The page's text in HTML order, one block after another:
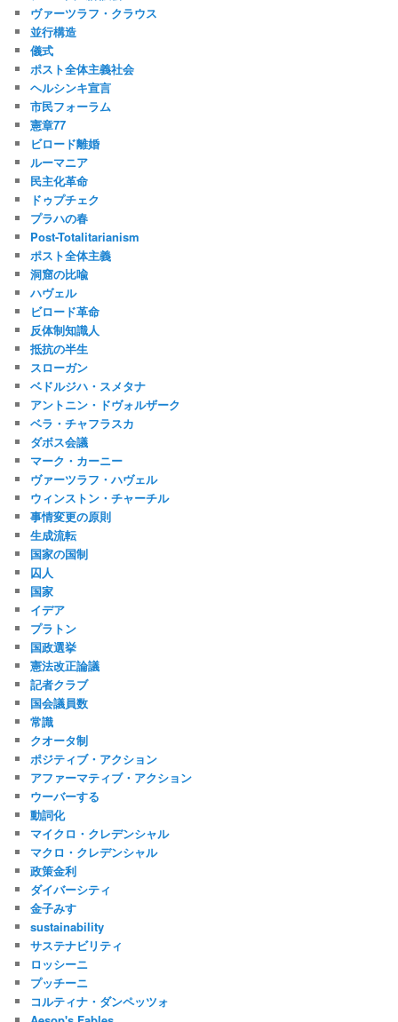
ヴァーツラフ・クラウス
並行構造
儀式
ポスト全体主義社会
ヘルシンキ宣言
市民フォーラム
憲章77
ビロード離婚
ルーマニア
民主化革命
ドゥプチェク
プラハの春
Post-Totalitarianism
ポスト全体主義
洞窟の比喩
ハヴェル
ビロード革命
反体制知識人
抵抗の半生
スローガン
ベドルジハ・スメタナ
アントニン・ドヴォルザーク
ベラ・チャフラスカ
ダボス会議
マーク・カーニー
ヴァーツラフ・ハヴェル
ウィンストン・チャーチル
事情変更の原則
生成流転
国家の国制
囚人
国家
イデア
プラトン
国政選挙
憲法改正論議
記者クラブ
国会議員数
常識
クオータ制
ポジティブ・アクション
アファーマティブ・アクション
ウーバーする
動詞化
マイクロ・クレデンシャル
マクロ・クレデンシャル
政策金利
ダイバーシティ
金子みすゞ
sustainability
サステナビリティ
ロッシーニ
プッチーニ
コルティナ・ダンペッツォ